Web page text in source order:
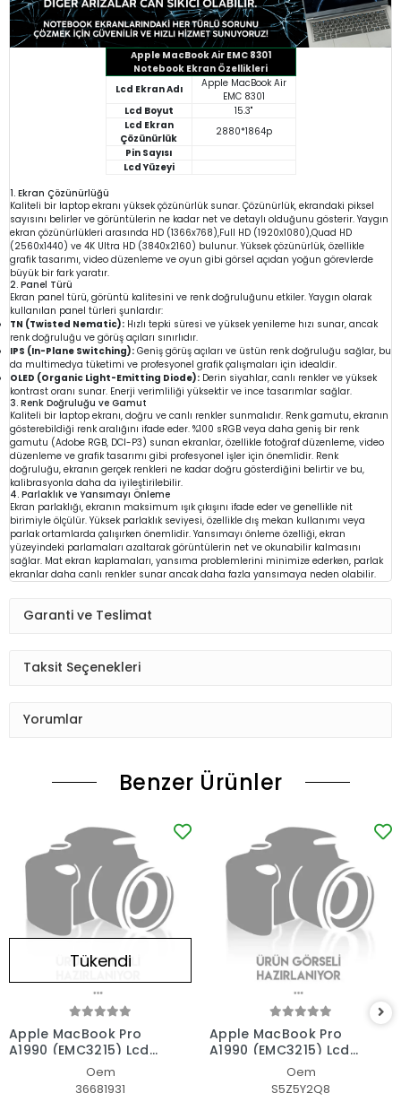
Apple MacBook Air EMC 8301
Notebook Ekran Özellikleri
Lcd Ekran Adı
Apple MacBook Air
EMC 8301
Lcd Boyut
15.3"
Lcd Ekran
Çözünürlük
2880*1864p
Pin Sayısı
Lcd Yüzeyi
1. Ekran Çözünürlüğü
Kaliteli bir laptop ekranı yüksek çözünürlük sunar. Çözünürlük, ekrandaki piksel
sayısını belirler ve görüntülerin ne kadar net ve detaylı olduğunu gösterir. Yaygın
ekran çözünürlükleri arasında HD (1366x768),Full HD (1920x1080),Quad HD
(2560x1440) ve 4K Ultra HD (3840x2160) bulunur. Yüksek çözünürlük, özellikle
grafik tasarımı, video düzenleme ve oyun gibi görsel açıdan yoğun görevlerde
büyük bir fark yaratır.
2. Panel Türü
Ekran panel türü, görüntü kalitesini ve renk doğruluğunu etkiler. Yaygın olarak
kullanılan panel türleri şunlardır:
TN (Twisted Nematic): Hızlı tepki süresi ve yüksek yenileme hızı sunar, ancak
renk doğruluğu ve görüş açıları sınırlıdır.
IPS (In-Plane Switching): Geniş görüş açıları ve üstün renk doğruluğu sağlar, bu
da multimedya tüketimi ve profesyonel grafik çalışmaları için idealdir.
OLED (Organic Light-Emitting Diode): Derin siyahlar, canlı renkler ve yüksek
kontrast oranı sunar. Enerji verimliliği yüksektir ve ince tasarımlar sağlar.
3. Renk Doğruluğu ve Gamut
Kaliteli bir laptop ekranı, doğru ve canlı renkler sunmalıdır. Renk gamutu, ekranın
gösterebildiği renk aralığını ifade eder. %100 sRGB veya daha geniş bir renk
gamutu (Adobe RGB, DCI-P3) sunan ekranlar, özellikle fotoğraf düzenleme, video
düzenleme ve grafik tasarımı gibi profesyonel işler için önemlidir. Renk
doğruluğu, ekranın gerçek renkleri ne kadar doğru gösterdiğini belirtir ve bu,
kalibrasyonla daha da iyileştirilebilir.
4. Parlaklık ve Yansımayı Önleme
Ekran parlaklığı, ekranın maksimum ışık çıkışını ifade eder ve genellikle nit
birimiyle ölçülür. Yüksek parlaklık seviyesi, özellikle dış mekan kullanımı veya
parlak ortamlarda çalışırken önemlidir. Yansımayı önleme özelliği, ekran
yüzeyindeki parlamaları azaltarak görüntülerin net ve okunabilir kalmasını
sağlar. Mat ekran kaplamaları, yansıma problemlerini minimize ederken, parlak
ekranlar daha canlı renkler sunar ancak daha fazla yansımaya neden olabilir.
Garanti ve Teslimat
Taksit Seçenekleri
Yorumlar
Benzer Ürünler
Tükendi
Apple MacBook Pro
A1990 (EMC3215) Lcd
Led Ekran - Panel Set
Oem
36681931
Apple MacBook Pro
A1990 (EMC3215) Lcd
Led Ekran - Panel Set
Oem
S5Z5Y2Q8